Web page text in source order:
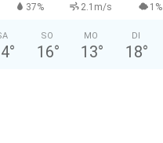
37% 2.1m/s 1%
°
SO
16°
MO
13°
DI
18°